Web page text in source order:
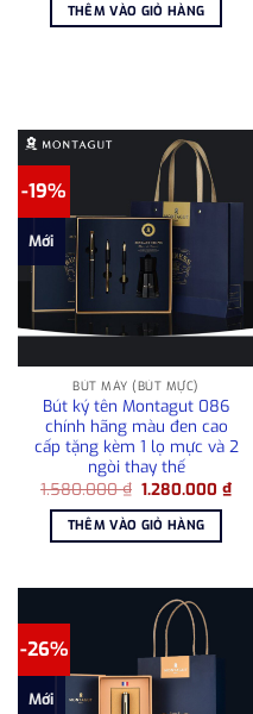
1.750.000 ₫.
THÊM VÀO GIỎ HÀNG
-19%
Mới
BÚT MÁY (BÚT MỰC)
Bút ký tên Montagut 086
chính hãng màu đen cao
cấp tặng kèm 1 lọ mực và 2
ngòi thay thế
1.580.000₫ Giá
là:
1.580.000 ₫.
1.280.000₫Giá
hiện
THÊM VÀO GIỎ HÀNG
-26%
Mới